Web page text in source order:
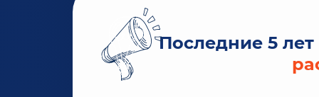
Последние 5